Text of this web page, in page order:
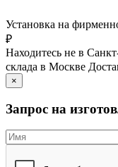
Установка на
₽
Находитесь не в
склада в Москве
×
Запрос на